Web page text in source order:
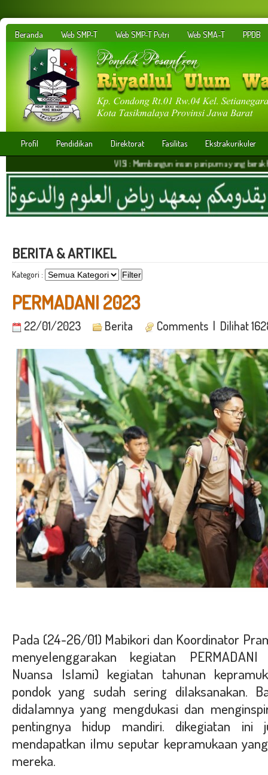
Beranda Web SMP-T Web SMP-T Putri Web SMA-T PPDB
Profil Pendidikan Direktorat Fasilitas
Ekstrakurikuler
VISI : Membangun insan paripurna yang berakhlakul
BERITA & ARTIKEL
Kategori :
PERMADANI 2023
22/01/2023 Berita Comments | Dilihat
Pada (24-26/01) Mabikori dan Koordinator
menyelenggarakan kegiatan
Nuansa Islami) kegiatan tahunan
pondok yang sudah sering dilaksanakan.
didalamnya yang mengdukasi dan
pentingnya hidup mandiri. dikegiatan
mendapatkan ilmu seputar kepramukaan
mereka.